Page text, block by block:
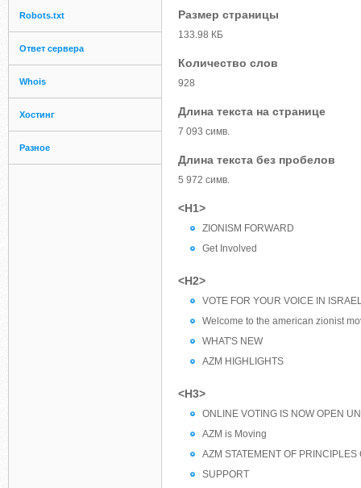
Robots.txt
Ответ сервера
Whois
Хостинг
Разное
Размер страницы
133.98 КБ
Количество слов
928
Длина текста на странице
7 093 симв.
Длина текста без пробелов
5 972 симв.
<H1>
ZIONISM FORWARD
Get Involved
<H2>
VOTE FOR YOUR VOICE IN
Welcome to the american zionist
WHAT'S NEW
AZM HIGHLIGHTS
<H3>
ONLINE VOTING IS NOW OPEN
AZM is Moving
AZM STATEMENT OF PRINCIPLES
SUPPORT